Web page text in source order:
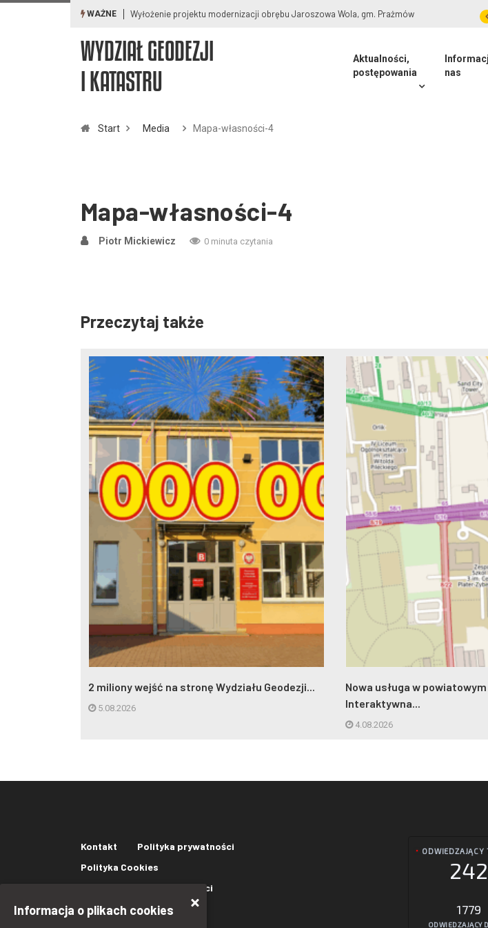
WAŻNE Wyłożenie projektu modernizacji obrębu Jaroszowa Wola, gm. Prażmów
WYDZIAŁ GEODEZJI
I KATASTRU
Aktualności,
postępowania
nas
Start Media Mapa-własności-4
Mapa-własności-4
Piotr Mickiewicz 0 minuta czytania
Przeczytaj także
2 miliony wejść na stronę Wydziału Geodezji...
5.08.2026
Nowa usługa w
Interaktywna...
4.08.2026
Kontakt
Polityka prywatności
Polityka Cookies
Oświadczenie o dostępności
ODWIEDZAJĄCY
242
1779
ODWIEDZAJĄCY
Informacja o plikach cookies